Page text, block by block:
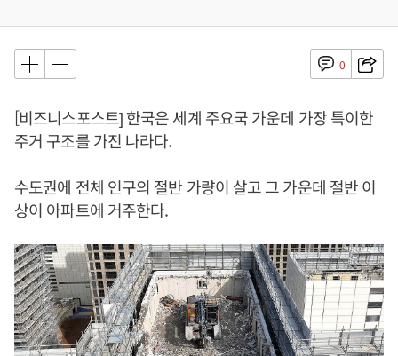
0
[비즈니스포스트] 한국은 세계 주요국 가운데 가장 특이한
주거 구조를 가진 나라다.
수도권에 전체 인구의 절반 가량이 살고 그 가운데 절반 이
상이 아파트에 거주한다.